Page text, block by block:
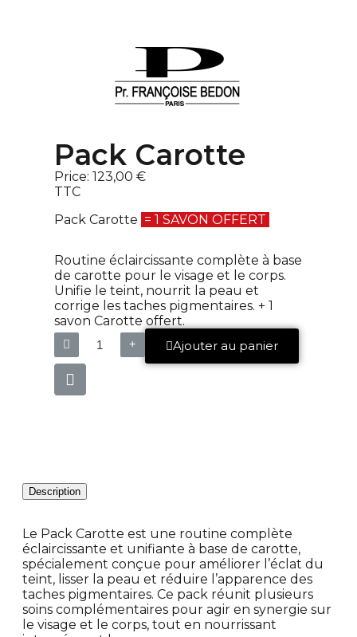
Pack Carotte
Price: 123,00 €
TTC
Pack Carotte = 1 SAVON OFFERT
Routine éclaircissante complète à base
de carotte pour le visage et le corps.
Unifie le teint, nourrit la peau et
corrige les taches pigmentaires. + 1
savon Carotte offert.
Ajouter au panier
Description
Le Pack Carotte est une routine complète
éclaircissante et unifiante à base de carotte,
spécialement conçue pour améliorer l’éclat du
teint, lisser la peau et réduire l’apparence des
taches pigmentaires. Ce pack réunit plusieurs
soins complémentaires pour agir en synergie sur
le visage et le corps, tout en nourrissant